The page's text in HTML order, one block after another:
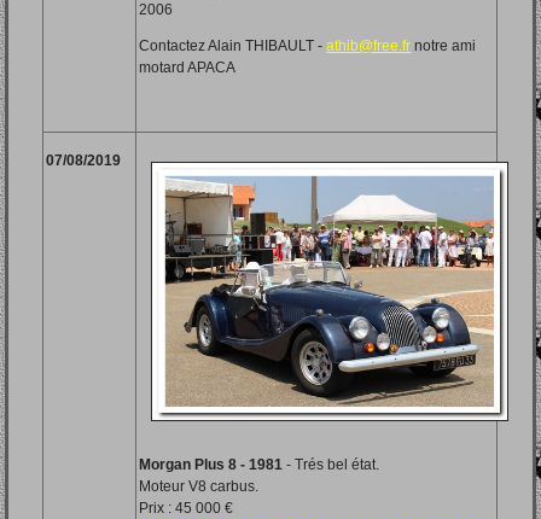
2006
Contactez Alain THIBAULT -athib@free.fr notre ami
motard APACA
07/08/2019
Morgan Plus 8 - 1981 - Trés bel état.
Moteur V8 carbus.
Prix : 45 000 €